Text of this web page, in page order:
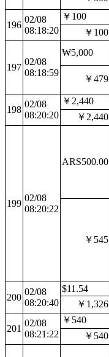
196
02/08
08:18:20
￥100
￥100
197
02/08
08:18:59
₩5,000
￥479
198
02/08
08:20:20
￥2,440
￥2,440
199
02/08
08:20:22
ARS500.00
￥545
200
02/08
08:20:40
$11.54
￥1,326
201
02/08
08:21:22
￥540
￥540